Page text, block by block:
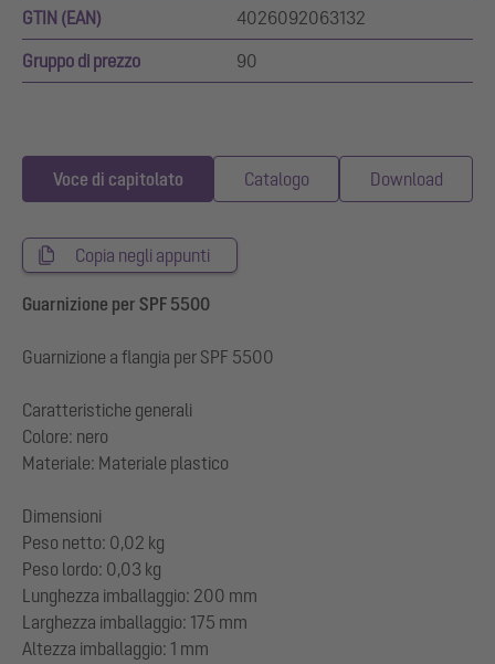
GTIN (EAN) 4026092063132
Gruppo di prezzo 90
Voce di capitolato Catalogo Download
Copia negli appunti
Guarnizione per SPF 5500
Guarnizione a flangia per SPF 5500
Caratteristiche generali
Colore: nero
Materiale: Materiale plastico
Dimensioni
Peso netto: 0,02 kg
Peso lordo: 0,03 kg
Lunghezza imballaggio: 200 mm
Larghezza imballaggio: 175 mm